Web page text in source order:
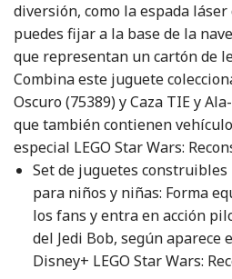
diversión, como la espada láser
puedes fijar a la base de la
que representan un cartón de
Combina este juguete
Oscuro (75389) y Caza TIE y
que también contienen
especial LEGO Star Wars:
Set de juguetes
para niños y niñas: Forma
los fans y entra en acción
del Jedi Bob, según aparece
Disney+ LEGO Star Wars: